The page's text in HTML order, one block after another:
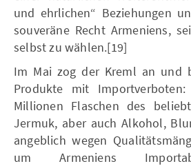
und ehrlichen“ Beziehungen
souveräne Recht Armeniens,
selbst zu wählen.[19]
Im Mai zog der Kreml an und
Produkte mit
Millionen Flaschen des
Jermuk, aber auch Alkohol,
angeblich wegen
um Armeniens